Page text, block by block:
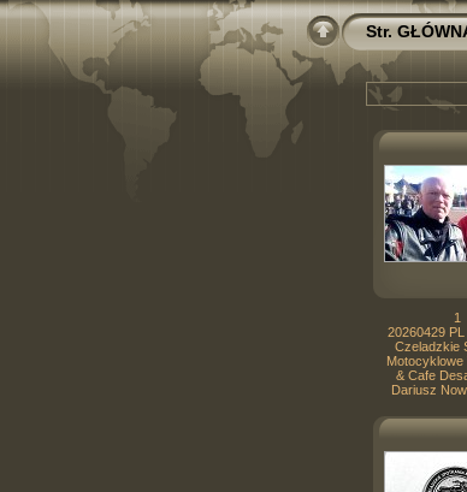
Str.
1
20260429 PL
Czeladzkie
Motocyklowe
& Cafe
Dariusz